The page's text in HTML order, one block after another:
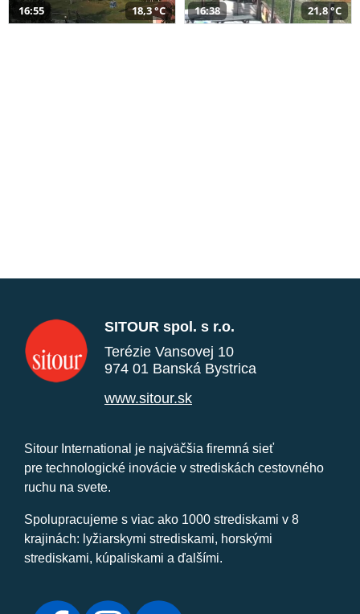
16:55 18,3 °C 16:38 21,8 °C
SITOUR spol. s r.o.
Terézie Vansovej 10
974 01 Banská Bystrica
www.sitour.sk
Sitour International je najväčšia firemná sieť
pre technologické inovácie v strediskách cestovného
ruchu na svete.
Spolupracujeme s viac ako 1000 strediskami v 8
krajinách: lyžiarskymi strediskami, horskými
strediskami, kúpaliskami a ďalšími.